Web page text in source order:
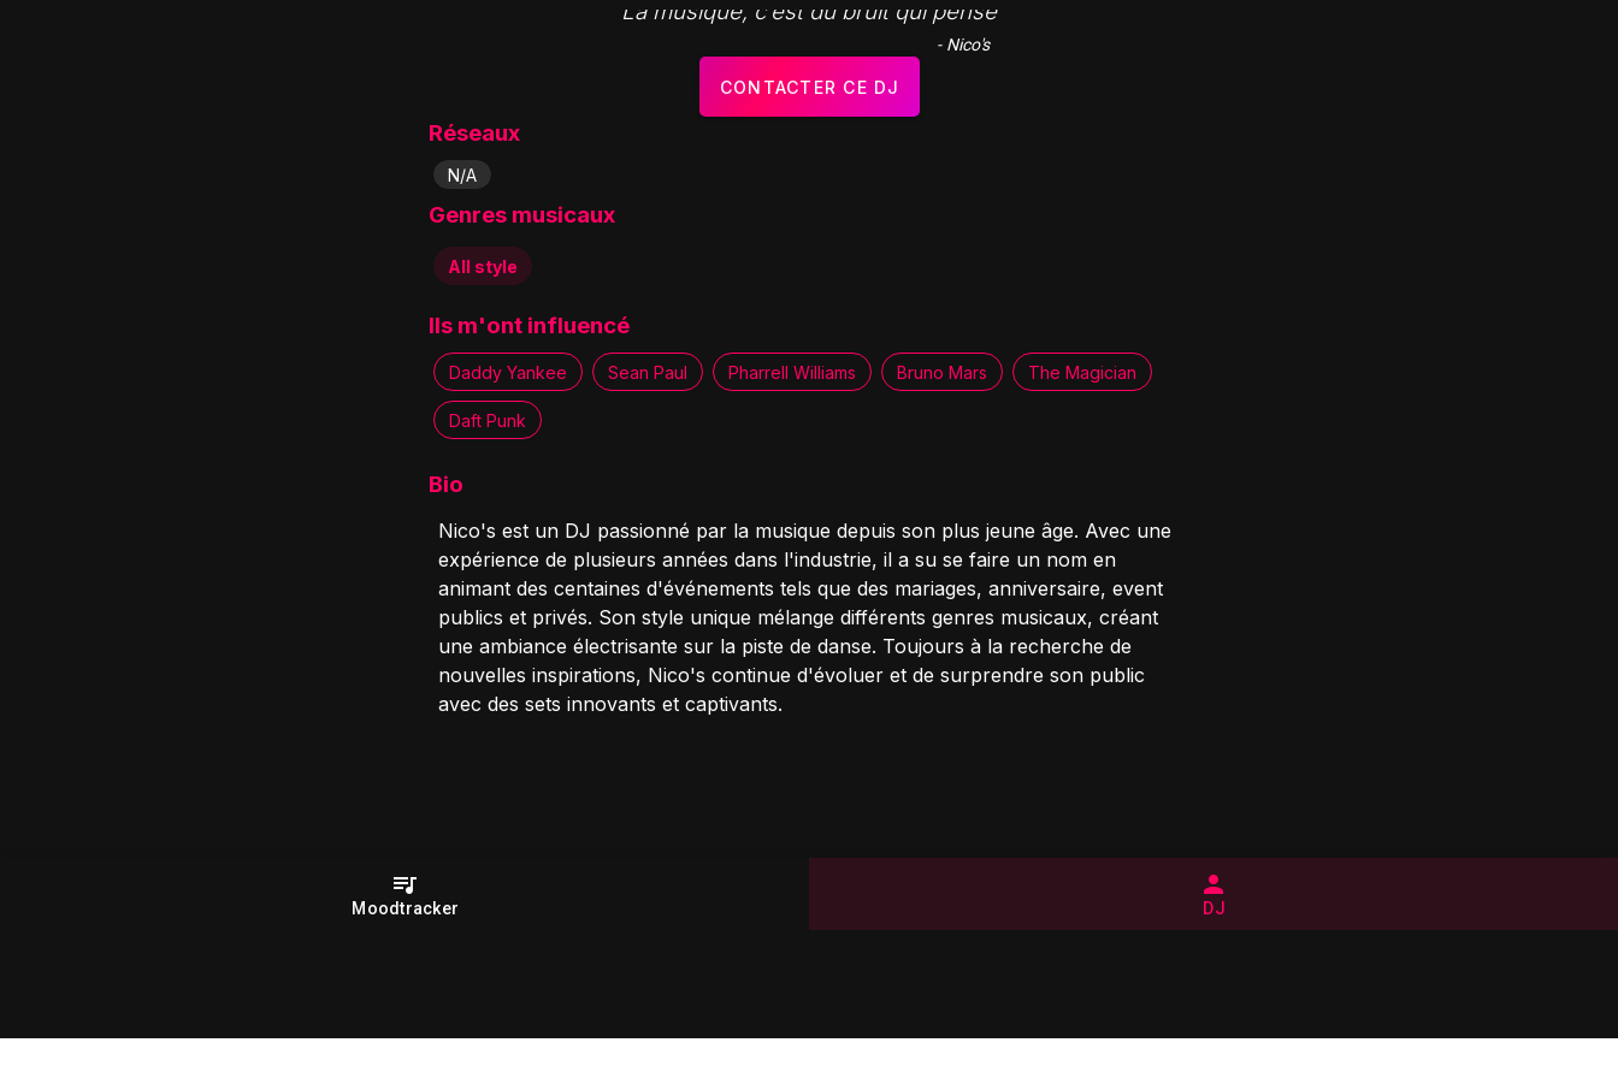
"La musique, c’est du bruit qui pense"
- Nico's
CONTACTER CE DJ
Réseaux
N/A
Genres musicaux
All style
Ils m'ont influencé
Daddy Yankee Sean Paul Pharrell Williams Bruno Mars The Magician
Daft Punk
Bio
Nico's est un DJ passionné par la musique depuis son plus jeune âge. Avec une
expérience de plusieurs années dans l'industrie, il a su se faire un nom en
animant des centaines d'événements tels que des mariages, anniversaire, event
publics et privés. Son style unique mélange différents genres musicaux, créant
une ambiance électrisante sur la piste de danse. Toujours à la recherche de
nouvelles inspirations, Nico's continue d'évoluer et de surprendre son public
avec des sets innovants et captivants.
Moodtracker DJ